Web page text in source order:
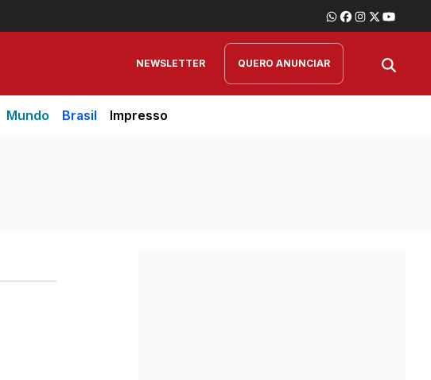
NEWSLETTER QUERO ANUNCIAR
Mundo Brasil Impresso